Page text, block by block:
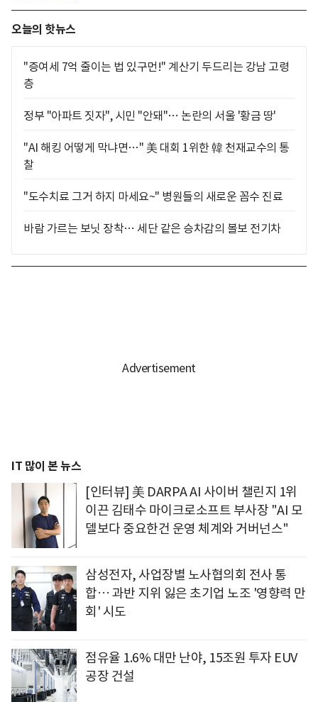
오늘의 핫뉴스
"증여세 7억 줄이는 법 있구먼!" 계산기 두드리는 강남 고령
층
정부 "아파트 짓자", 시민 "안돼"… 논란의 서울 '황금 땅'
"AI 해킹 어떻게 막냐면…" 美 대회 1위한 韓 천재교수의 통
찰
"도수치료 그거 하지 마세요~" 병원들의 새로운 꼼수 진료
바람 가르는 보닛 장착… 세단 같은 승차감의 볼보 전기차
IT 많이 본 뉴스
[인터뷰] 美 DARPA AI 사이버 챌린지 1위
이끈 김태수 마이크로소프트 부사장 "AI 모
델보다 중요한건 운영 체계와 거버넌스"
삼성전자, 사업장별 노사협의회 전사 통
합… 과반 지위 잃은 초기업 노조 '영향력 만
회' 시도
점유율 1.6% 대만 난야, 15조원 투자 EUV
공장 건설